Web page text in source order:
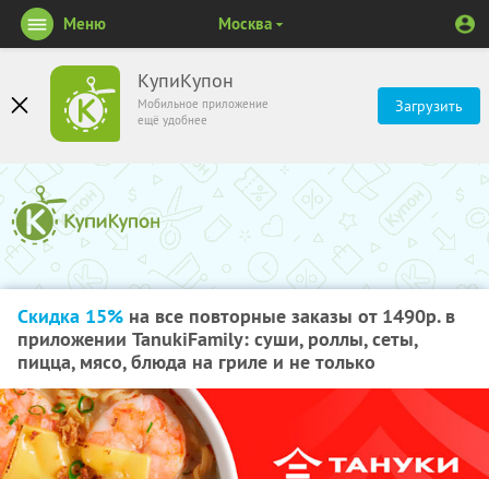
КупиКупон
Мобильное приложение
ещё удобнее
Загрузить
Меню Москва
Скидка 15% на все повторные заказы от 1490р. в
приложении TanukiFamily: суши, роллы, сеты,
пицца, мясо, блюда на гриле и не только